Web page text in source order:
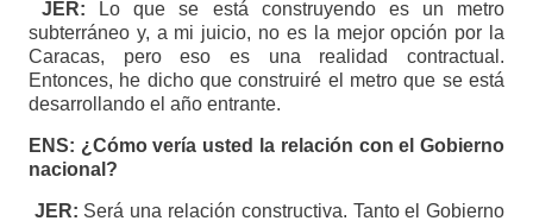
JER: Lo que se está construyendo es un metro
subterráneo y, a mi juicio, no es la mejor opción por la
Caracas, pero eso es una realidad contractual.
Entonces, he dicho que construiré el metro que se está
desarrollando el año entrante.
ENS: ¿Cómo vería usted la relación con el Gobierno
nacional?
JER: Será una relación constructiva. Tanto el Gobierno